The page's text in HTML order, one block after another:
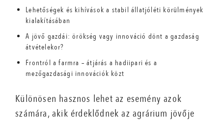
Lehetőségek és kihívások a stabil állatjóléti körülmények
kialakításában
A jövő gazdái: örökség vagy innováció dönt a gazdaság
átvételekor?
Frontról a farmra – átjárás a hadiipari és a
mezőgazdasági innovációk közt
Különösen hasznos lehet az esemény azok
számára, akik érdeklődnek az agrárium jövője